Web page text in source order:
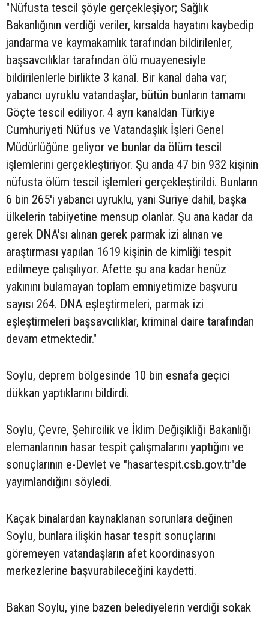
"Nüfusta tescil şöyle gerçekleşiyor; Sağlık
Bakanlığının verdiği veriler, kırsalda hayatını kaybedip
jandarma ve kaymakamlık tarafından bildirilenler,
başsavcılıklar tarafından ölü muayenesiyle
bildirilenlerle birlikte 3 kanal. Bir kanal daha var;
yabancı uyruklu vatandaşlar, bütün bunların tamamı
Göçte tescil ediliyor. 4 ayrı kanaldan Türkiye
Cumhuriyeti Nüfus ve Vatandaşlık İşleri Genel
Müdürlüğüne geliyor ve bunlar da ölüm tescil
işlemlerini gerçekleştiriyor. Şu anda 47 bin 932 kişinin
nüfusta ölüm tescil işlemleri gerçekleştirildi. Bunların
6 bin 265'i yabancı uyruklu, yani Suriye dahil, başka
ülkelerin tabiiyetine mensup olanlar. Şu ana kadar da
gerek DNA'sı alınan gerek parmak izi alınan ve
araştırması yapılan 1619 kişinin de kimliği tespit
edilmeye çalışılıyor. Afette şu ana kadar henüz
yakınını bulamayan toplam emniyetimize başvuru
sayısı 264. DNA eşleştirmeleri, parmak izi
eşleştirmeleri başsavcılıklar, kriminal daire tarafından
devam etmektedir."
Soylu, deprem bölgesinde 10 bin esnafa geçici
dükkan yaptıklarını bildirdi.
Soylu, Çevre, Şehircilik ve İklim Değişikliği Bakanlığı
elemanlarının hasar tespit çalışmalarını yaptığını ve
sonuçlarının e-Devlet ve "hasartespit.csb.gov.tr"de
yayımlandığını söyledi.
Kaçak binalardan kaynaklanan sorunlara değinen
Soylu, bunlara ilişkin hasar tespit sonuçlarını
göremeyen vatandaşların afet koordinasyon
merkezlerine başvurabileceğini kaydetti.
Bakan Soylu, yine bazen belediyelerin verdiği sokak